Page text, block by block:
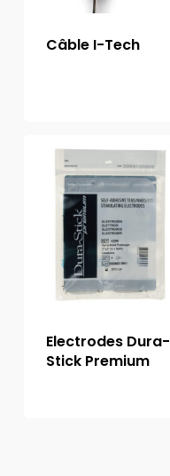
Câble I-Tech
Electrodes Dura-
Stick Premium